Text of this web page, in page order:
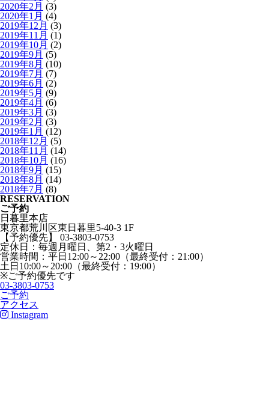
2020年2月 (3)
2020年1月 (4)
2019年12月 (3)
2019年11月 (1)
2019年10月 (2)
2019年9月 (5)
2019年8月 (10)
2019年7月 (7)
2019年6月 (2)
2019年5月 (9)
2019年4月 (6)
2019年3月 (3)
2019年2月 (3)
2019年1月 (12)
2018年12月 (5)
2018年11月 (14)
2018年10月 (16)
2018年9月 (15)
2018年8月 (14)
2018年7月 (8)
RESERVATION
ご予約
日暮里本店
東京都荒川区東日暮里5-40-3 1F
【予約優先】 03-3803-0753
定休日：毎週月曜日、第2・3火曜日
営業時間：平日12:00～22:00（最終受付：21:00）
土日10:00～20:00（最終受付：19:00）
※ご予約優先です
03-3803-0753
ご予約
アクセス
Instagram